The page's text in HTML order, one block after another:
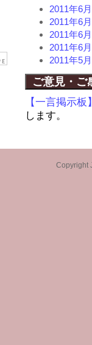
2011年6
2011年6
2011年6
2011年6
2011年5
ご意見・ご
【一言掲示板
します。
Copyright